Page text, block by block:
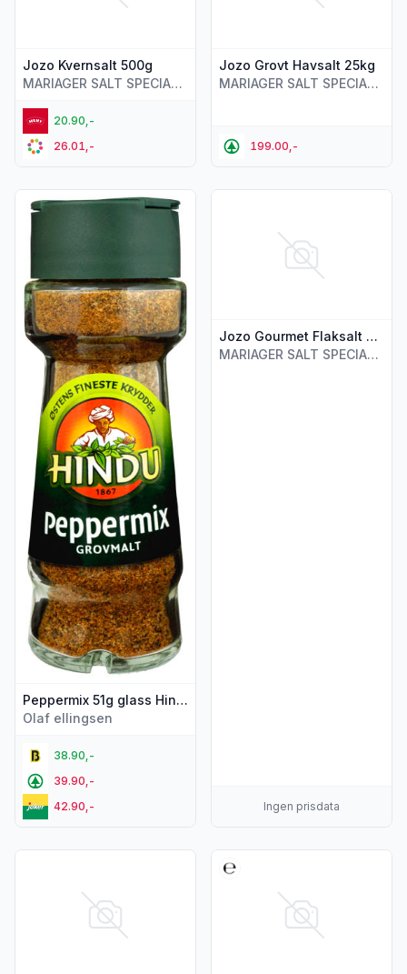
Jozo Kvernsalt 500g
MARIAGER SALT SPECIALTIES
20.90,-
26.01,-
Jozo Grovt Havsalt 25kg
MARIAGER SALT SPECIALTIES
199.00,-
Peppermix 51g glass Hindu
Olaf ellingsen
38.90,-
39.90,-
42.90,-
Vis flere detaljer for produktet "Peppermix 51g glass Hindu"
Jozo Gourmet Flaksalt 250g
MARIAGER SALT SPECIALTIES
Ingen prisdata
Vis flere detaljer for produktet "Confecta Havsalt Fint 750g"
Vis flere detaljer for